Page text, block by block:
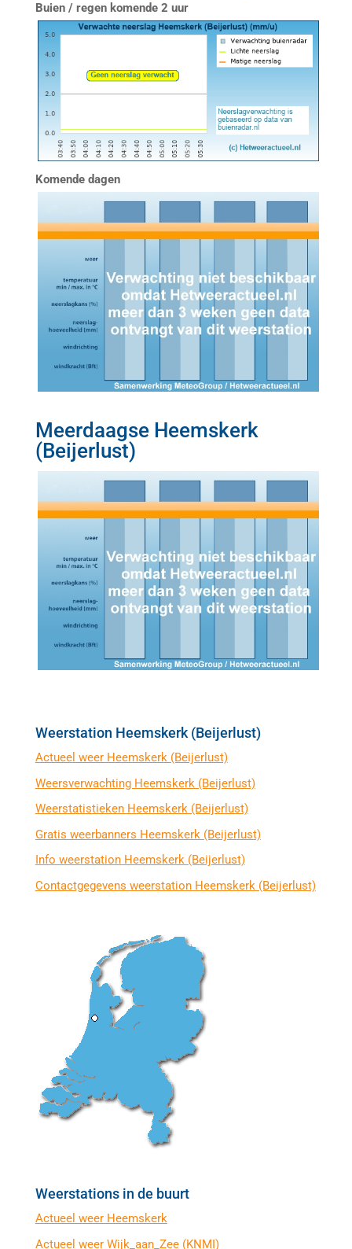
Buien / regen komende 2 uur
Komende dagen
Meerdaagse Heemskerk
(Beijerlust)
Weerstation Heemskerk (Beijerlust)
Actueel weer Heemskerk (Beijerlust)
Weersverwachting Heemskerk (Beijerlust)
Weerstatistieken Heemskerk (Beijerlust)
Gratis weerbanners Heemskerk (Beijerlust)
Info weerstation Heemskerk (Beijerlust)
Contactgegevens weerstation Heemskerk (Beijerlust)
Weerstations in de buurt
Actueel weer Heemskerk
Actueel weer Wijk_aan_Zee (KNMI)